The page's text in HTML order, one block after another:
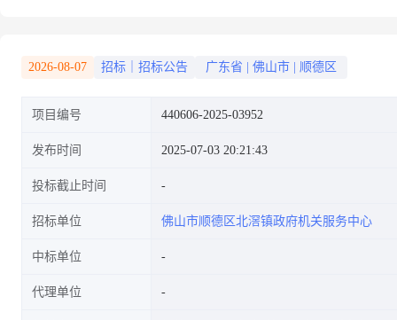
2026-08-07 招标｜招标公告 广东省 佛山市 顺德区
项目编号 440606-2025-03952
发布时间 2025-07-03 20:21:43
投标截止时间
招标单位 佛山市顺德区北滘镇政府机关服务中心
中标单位
代理单位